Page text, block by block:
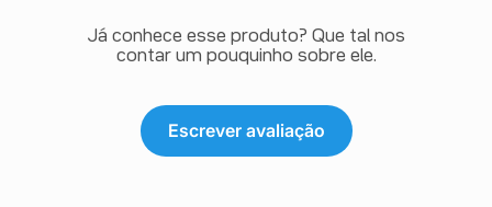
Já conhece esse produto? Que tal nos
contar um pouquinho sobre ele.
Escrever avaliação